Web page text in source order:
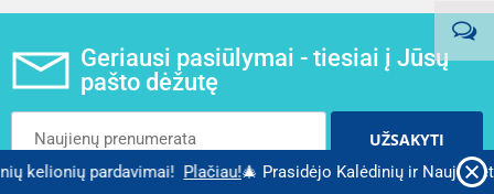
Geriausi pasiūlymai - tiesiai į Jūsų
pašto dėžutę
UŽSAKYTI
Užsiprenumeruodamas (-a) sutinku suprivatumo politika.
pardavimai!Plačiau!🎄 Prasidėjo Kalėdinių ir Naujametinių